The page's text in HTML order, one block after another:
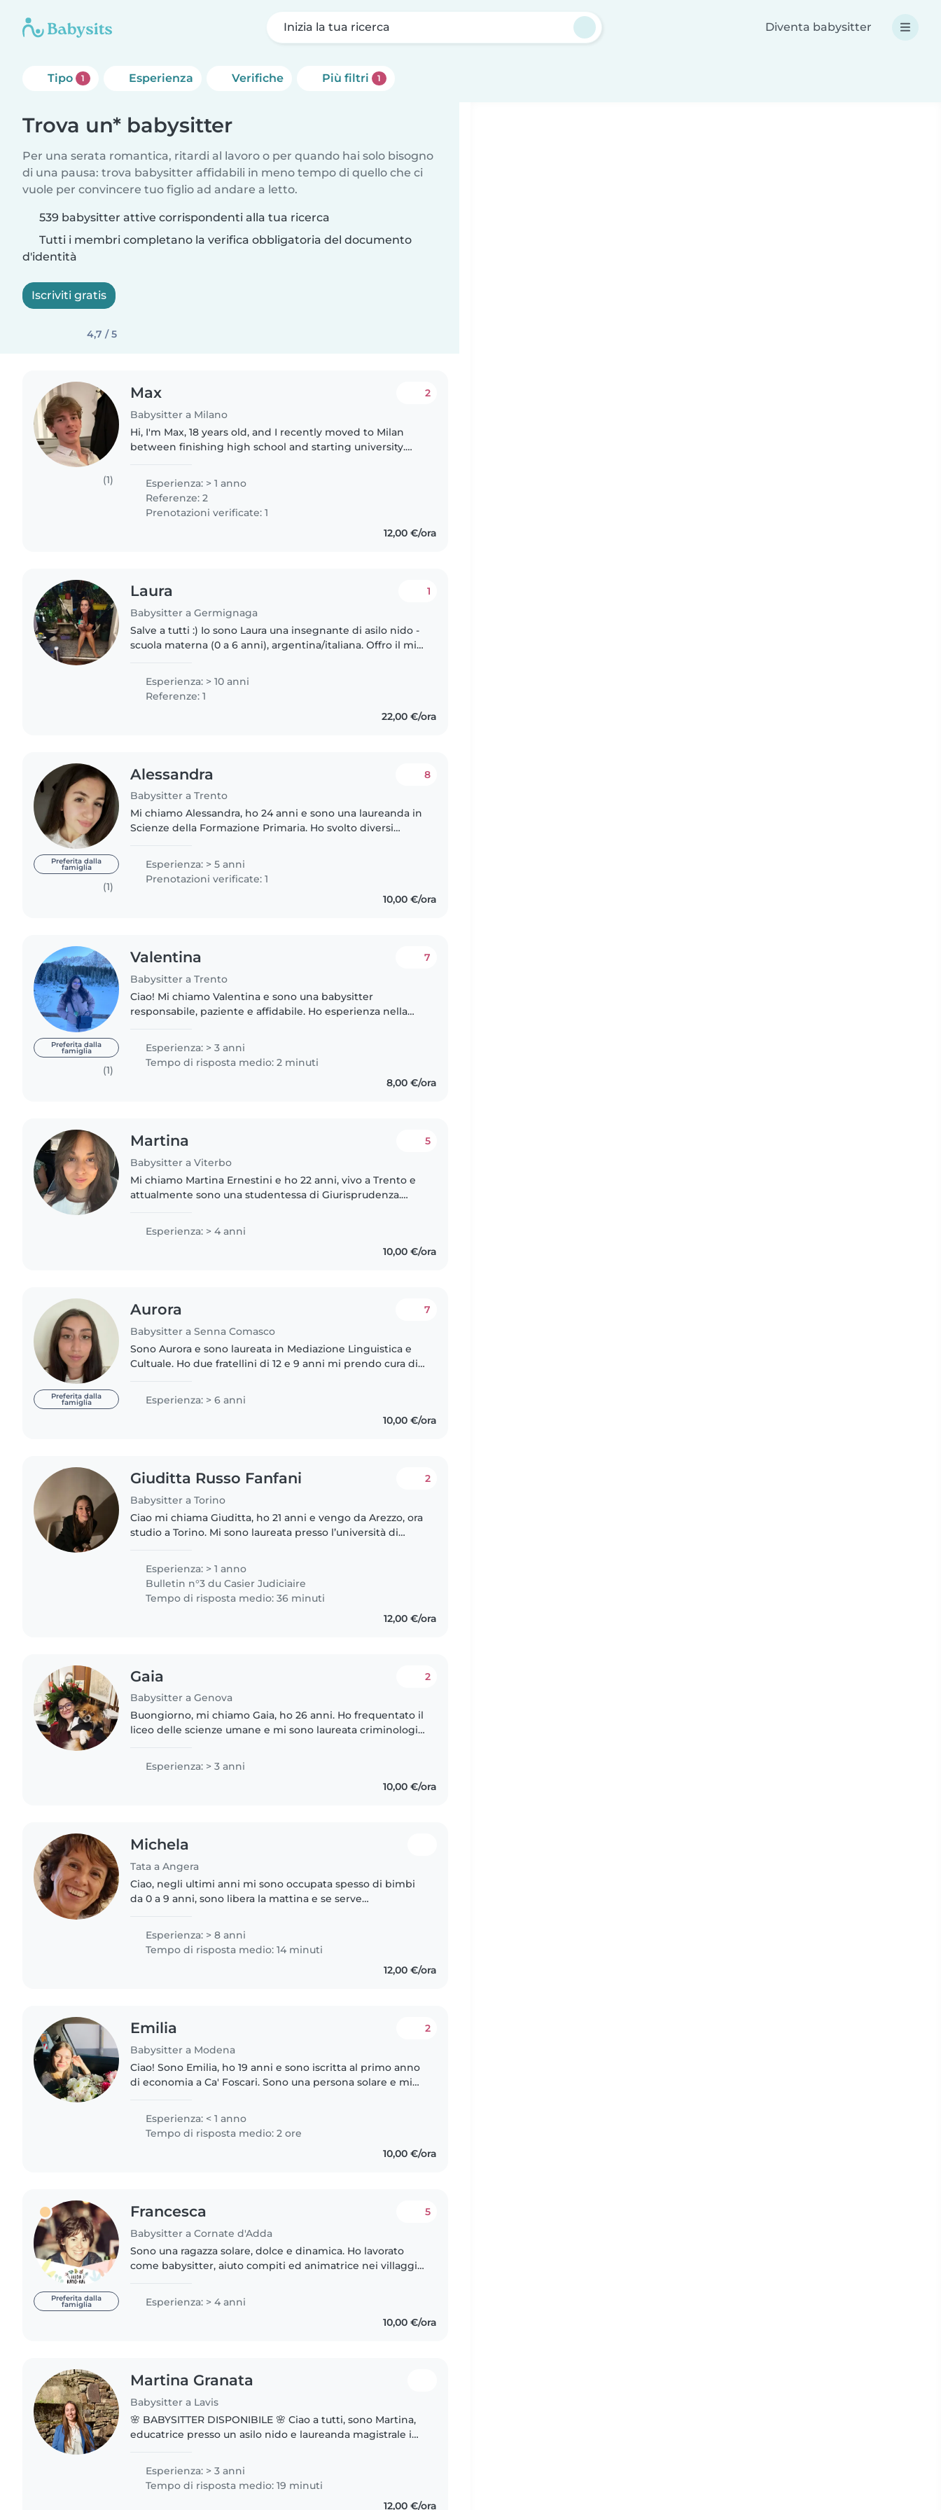
Inizia la tua ricerca Diventa babysitter
Tipo 1 Esperienza Verifiche Più filtri 1
Trova un* babysitter
Per una serata romantica, ritardi al lavoro o per quando hai solo bisogno
di una pausa: trova babysitter affidabili in meno tempo di quello che ci
vuole per convincere tuo figlio ad andare a letto.
539 babysitter attive corrispondenti alla tua ricerca
Tutti i membri completano la verifica obbligatoria del documento
d'identità
Iscriviti gratis
4,7 / 5
(1)
Max
Babysitter a Milano
2
Hi, I'm Max, 18 years old, and I recently moved to Milan
between finishing high school and starting university.
cousins (I'm..
Esperienza: > 1 anno
Referenze: 2
Prenotazioni verificate: 1
12,00 €/ora
Laura
Babysitter a Germignaga
1
Salve a tutti :) Io sono Laura una insegnante di asilo nido -
scuola materna (0 a 6 anni), argentina/italiana. Offro il mio
Esperienza: > 10 anni
Referenze: 1
22,00 €/ora
Preferita dalla
famiglia
(1)
Alessandra
Babysitter a Trento
8
Mi chiamo Alessandra, ho 24 anni e sono una laureanda in
Scienze della Formazione Primaria. Ho svolto diversi
d'infazia e primarie..
Esperienza: > 5 anni
Prenotazioni verificate: 1
10,00 €/ora
Preferita dalla
famiglia
(1)
Valentina
Babysitter a Trento
7
Ciao! Mi chiamo Valentina e sono una babysitter
responsabile, paziente e affidabile. Ho esperienza nella
attività creative, aiutare..
Esperienza: > 3 anni
Tempo di risposta medio: 2 minuti
8,00 €/ora
Martina
Babysitter a Viterbo
5
Mi chiamo Martina Ernestini e ho 22 anni, vivo a Trento e
attualmente sono una studentessa di Giurisprudenza.
divertente. Mi piace rendermi..
Esperienza: > 4 anni
10,00 €/ora
Preferita dalla
famiglia
Aurora
Babysitter a Senna Comasco
7
Sono Aurora e sono laureata in Mediazione Linguistica e
Cultuale. Ho due fratellini di 12 e 9 anni mi prendo cura di
Esperienza: > 6 anni
10,00 €/ora
Giuditta Russo Fanfani
Babysitter a Torino
2
Ciao mi chiama Giuditta, ho 21 anni e vengo da Arezzo, ora
studio a Torino. Mi sono laureata presso l’università di
Esperienza: > 1 anno
Bulletin n°3 du Casier Judiciaire
Tempo di risposta medio: 36 minuti
12,00 €/ora
Gaia
Babysitter a Genova
2
Buongiorno, mi chiamo Gaia, ho 26 anni. Ho frequentato il
liceo delle scienze umane e mi sono laureata criminologia
ASSISTENTE ALL'INFANZIA..
Esperienza: > 3 anni
10,00 €/ora
Michela
Tata a Angera
Ciao, negli ultimi anni mi sono occupata spesso di bimbi
da 0 a 9 anni, sono libera la mattina e se serve
ora con i bimbi quando..
Esperienza: > 8 anni
Tempo di risposta medio: 14 minuti
12,00 €/ora
Emilia
Babysitter a Modena
2
Ciao! Sono Emilia, ho 19 anni e sono iscritta al primo anno
di economia a Ca' Foscari. Sono una persona solare e mi
babysitter al pomeriggio..
Esperienza: < 1 anno
Tempo di risposta medio: 2 ore
10,00 €/ora
Preferita dalla
famiglia
Francesca
Babysitter a Cornate d'Adda
5
Sono una ragazza solare, dolce e dinamica. Ho lavorato
come babysitter, aiuto compiti ed animatrice nei villaggi
studentessa universitaria..
Esperienza: > 4 anni
10,00 €/ora
Martina Granata
Babysitter a Lavis
🌸 BABYSITTER DISPONIBILE 🌸 Ciao a tutti, sono Martina,
educatrice presso un asilo nido e laureanda magistrale in
Esperienza: > 3 anni
Tempo di risposta medio: 19 minuti
12,00 €/ora